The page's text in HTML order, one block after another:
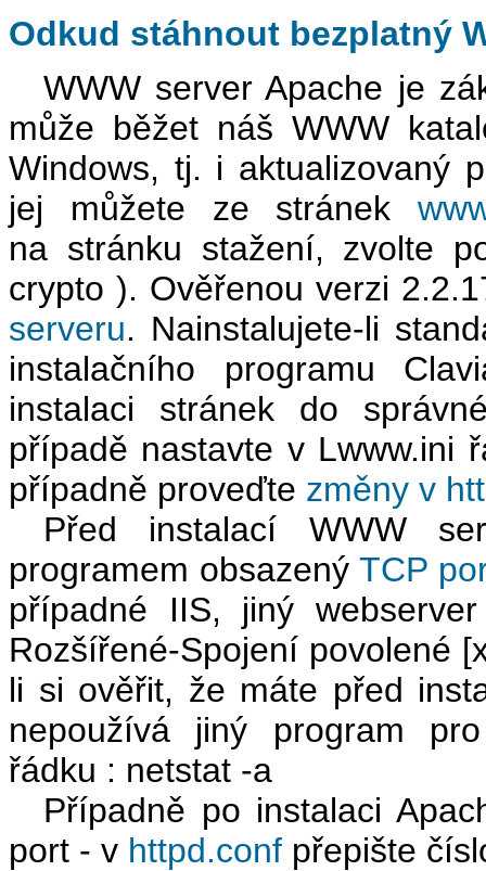
Odkud stáhnout bezplatný
WWW server Apache je
může běžet náš WWW
Windows, tj. i aktualizovaný
jej můžete ze stránek
na stránku stažení, zvolte
crypto ). Ověřenou verzi
serveru. Nainstalujete-li
instalačního programu
instalaci stránek do
případě nastavte v Lwww.ini
případně proveďte změny v
Před instalací WWW
programem obsazenýTCP
případné IIS, jiný
Rozšířené-Spojení povolené
li si ověřit, že máte před
nepoužívá jiný program
řádku : netstat -a
Případně po instalaci
port - v httpd.conf přepište